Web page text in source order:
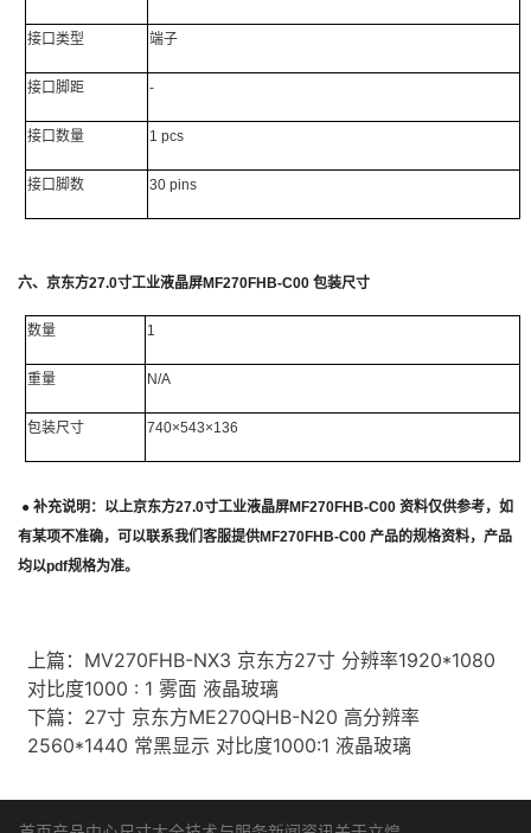
接口类型 端子
接口脚距 -
接口数量 1 pcs
接口脚数 30 pins
六、 京东方27.0寸工业液晶屏MF270FHB-C00 包装尺寸
数量 1
重量 N/A
包装尺寸 740×543×136
● 补充说明：以上京东方27.0寸工业液晶屏MF270FHB-C00 资料仅供参考，如
有某项不准确，可以联系我们客服提供MF270FHB-C00 产品的规格资料，产品
均以pdf规格为准。
上篇： MV270FHB-NX3 京东方27寸 分辨率1920*1080
对比度1000 : 1 雾面 液晶玻璃
下篇： 27寸 京东方ME270QHB-N20 高分辨率
2560*1440 常黑显示 对比度1000:1 液晶玻璃